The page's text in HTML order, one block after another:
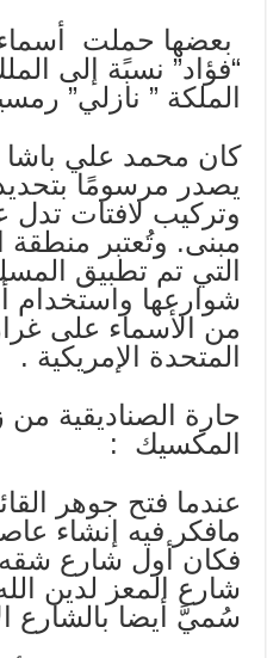
بعضها حملت
“فؤاد” نسبًة إلى
الملكة ” نازلي”
كان محمد علي
يصدر مرسومًا
وتركيب لافتات تدل
مبنى. وتُعتبر منطقة
التي تم تطبيق
شوارعها واستخدام
من الأسماء على
المتحدة الإمريكية .
حارة الصناديقية
المكسيك :
عندما فتح جوهر
مافكر فيه إنشاء
فكان أول شارع
شارع المعز لدين
سُميَّ أيضا بالشارع